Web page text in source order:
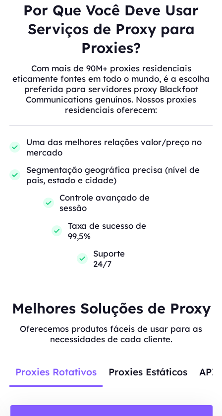
Por Que Você Deve Usar
Serviços de Proxy para
Proxies?
Com mais de 90M+ proxies residenciais
eticamente fontes em todo o mundo, é a escolha
preferida para servidores proxy Blackfoot
Communications genuínos. Nossos proxies
residenciais oferecem:
Uma das melhores relações valor/preço no
mercado
Segmentação geográfica precisa (nível de
país, estado e cidade)
Controle avançado de
sessão
Taxa de sucesso de
99,5%
Suporte
24/7
Melhores Soluções de Proxy
Oferecemos produtos fáceis de usar para as
necessidades de cada cliente.
Proxies Rotativos Proxies Estáticos